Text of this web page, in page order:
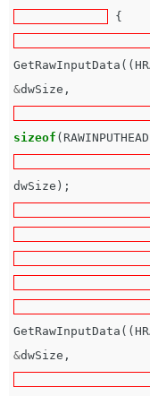
{
GetRawInputData ((
&dwSize ,
sizeof (
dwSize );
GetRawInputData ((
&dwSize ,